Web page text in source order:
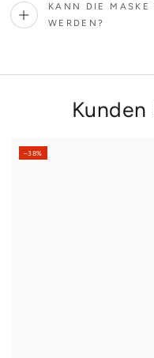
KANN DIE MASKE
WERDEN?
–38%